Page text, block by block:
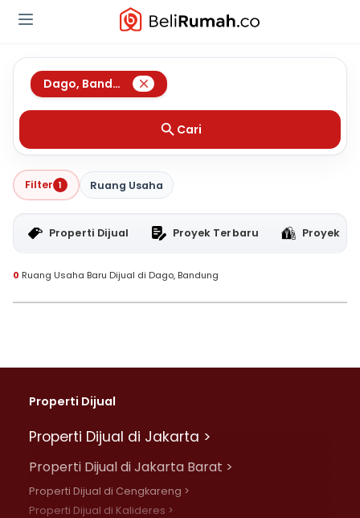
Dago, Bandung
Cari
Filter 1 Ruang Usaha
Properti Dijual Proyek Terbaru Proyek
0 Ruang Usaha Baru Dijual di Dago, Bandung
Properti Dijual
Properti Dijual di Jakarta >
Properti Dijual di Jakarta Barat >
Properti Dijual di Cengkareng >
Properti Dijual di Kalideres >